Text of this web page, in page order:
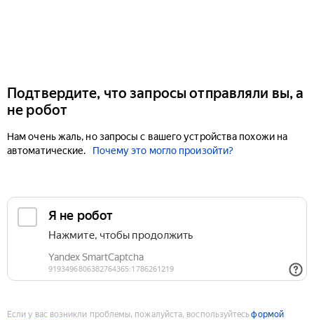
Подтвердите, что запросы отправляли вы, а
не робот
Нам очень жаль, но запросы с вашего устройства похожи на
автоматические.
Почему это могло произойти?
Если у вас возникли проблемы, пожалуйста, воспользуйтесьформой